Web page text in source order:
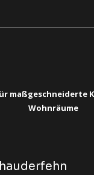
maßgeschneiderte
Wohnräume